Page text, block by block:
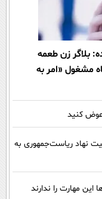
بلاگر زن طعمه
مداح به قرار مرگ/ رجب زاده 6 ماه مشغول «امر به
نهاد ریاست‌جمهوری به
مهارت را ندارند